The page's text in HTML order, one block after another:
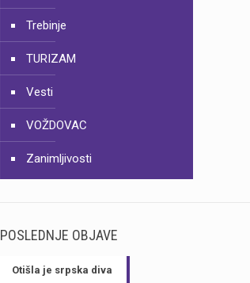
Trebinje
TURIZAM
Vesti
VOŽDOVAC
Zanimljivosti
POSLEDNJE OBJAVE
Otišla je srpska diva